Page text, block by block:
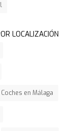
LOCALIZACIÓN
Coches en Málaga